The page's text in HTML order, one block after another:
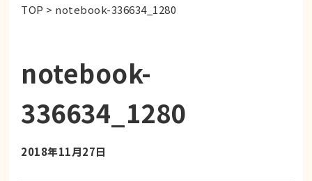
TOP > notebook-336634_1280
notebook-
336634_1280
2018年11月27日